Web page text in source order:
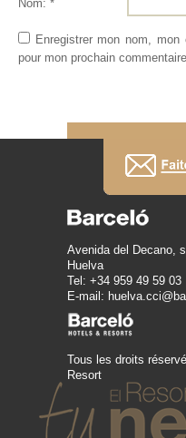
Nom: *
Enregistrer mon nom,
pour mon prochain
Avenida del Decano,
Huelva
Tel: +34 959 49 59 03
E-mail:
Tous les droits
Resort